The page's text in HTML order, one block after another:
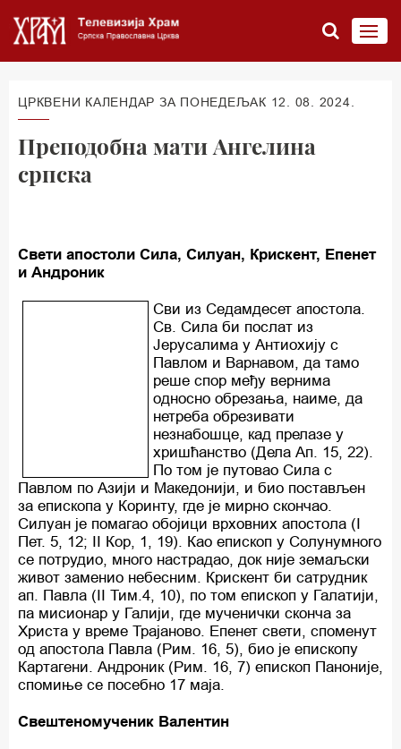
ЦРКВЕНИ КАЛЕНДАР ЗА ПОНЕДЕЉАК 12. 08. 2024.
Преподобна мати Ангелина
српска
Свети апостоли Сила, Силуан, Крискент, Епенет
и Андроник
Сви из Седамдесет апостола.
Св. Сила би послат из
Јерусалима у Антиохију с
Павлом и Варнавом, да тамо
реше спор међу вернима
односно обрезања, наиме, да
нетреба обрезивати
незнабошце, кад прелазе у
хришћанство (Дела Ап. 15, 22).
По том је путовао Сила с
Павлом по Азији и Македонији, и био постављен
за епископа у Коринту, где је мирно скончао.
Силуан је помагао обојици врховних апостола (I
Пет. 5, 12; II Кор, 1, 19). Као епископ у Солунумного
се потрудио, много настрадао, док није земаљски
живот заменио небесним. Крискент би сатрудник
ап. Павла (II Тим.4, 10), по том епископ у Галатији,
па мисионар у Галији, где мученички сконча за
Христа у време Трајаново. Епенет свети, споменут
од апостола Павла (Рим. 16, 5), био је епископу
Картагени. Андроник (Рим. 16, 7) епископ Паноније,
спомиње се посебно 17 маја.
Свештеномученик Валентин